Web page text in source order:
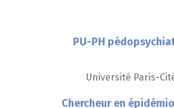
PU-PH
Université Paris-
Chercheur en